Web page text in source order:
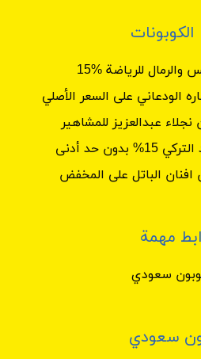
للرياضة %15
على السعر الأصلي
عبدالعزيز للمشاهير
حد أدنى
الباتل على المخفض
مهمة
سعودي
سعودي